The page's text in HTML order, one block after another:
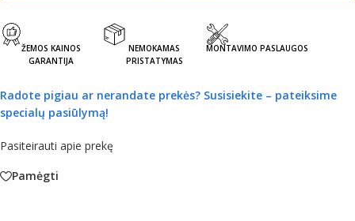
ŽEMOS KAINOS
GARANTIJA
NEMOKAMAS
PRISTATYMAS
MONTAVIMO PASLAUGOS
Radote pigiau ar nerandate prekės? Susisiekite – pateiksime
specialų pasiūlymą!
Pasiteirauti apie prekę
Pamėgti